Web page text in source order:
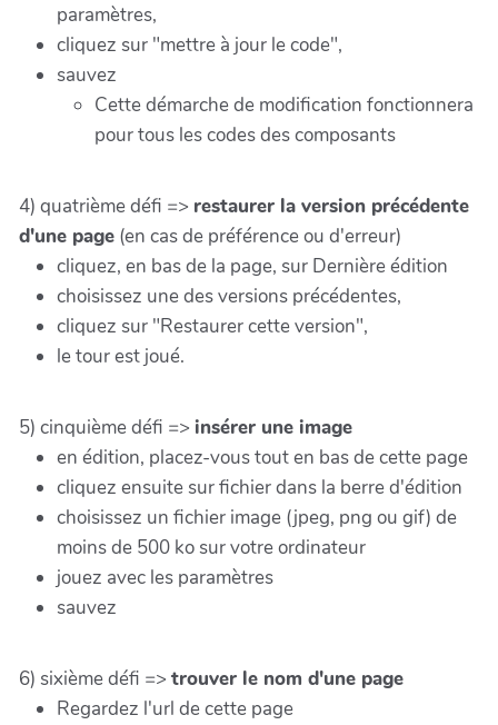
paramètres,
cliquez sur "mettre à jour le code",
sauvez
Cette démarche de modification fonctionnera
pour tous les codes des composants
4) quatrième défi => restaurer la version précédente
d'une page (en cas de préférence ou d'erreur)
cliquez, en bas de la page, sur Dernière édition
choisissez une des versions précédentes,
cliquez sur "Restaurer cette version",
le tour est joué.
5) cinquième défi => insérer une image
en édition, placez-vous tout en bas de cette page
cliquez ensuite sur fichier dans la berre d'édition
choisissez un fichier image (jpeg, png ou gif) de
moins de 500 ko sur votre ordinateur
jouez avec les paramètres
sauvez
6) sixième défi => trouver le nom d'une page
Regardez l'url de cette page